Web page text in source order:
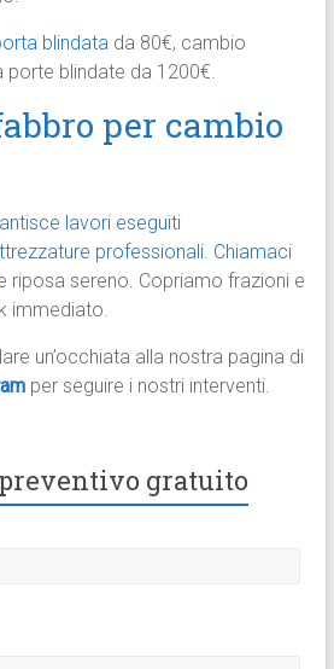
blindatada 80€, cambio
porte blindate da 1200€.
per cambio
lavori eseguiti
professionali. Chiamaci
riposa sereno. Copriamo frazioni e
immediato.
un’occhiata alla nostra pagina di
per seguire i nostri interventi.​
gratuito